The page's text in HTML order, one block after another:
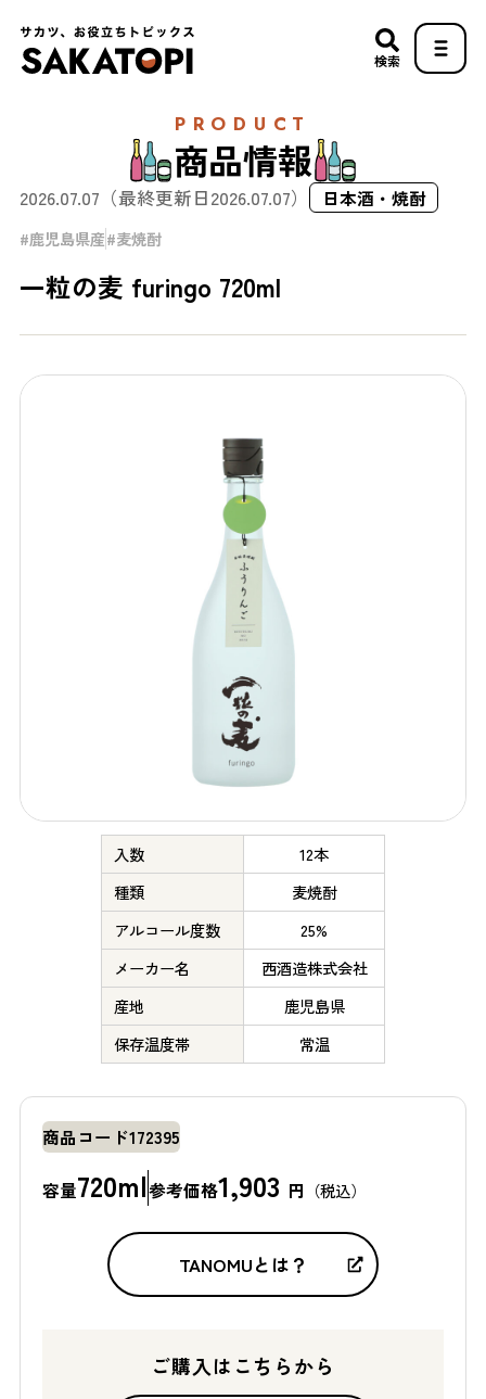
検索
PRODUCT
商品情報
2026.07.07 （最終更新日2026.07.07） 日本酒・焼酎
鹿児島県産 麦焼酎
一粒の麦 furingo 720ml
入数
12本
種類
麦焼酎
アルコール度数
25%
メーカー名
西酒造株式会社
産地
鹿児島県
保存温度帯
常温
商品コード172395
容量720ml参考価格1,903 円 （税込）
TANOMUとは？
ご購入はこちらから